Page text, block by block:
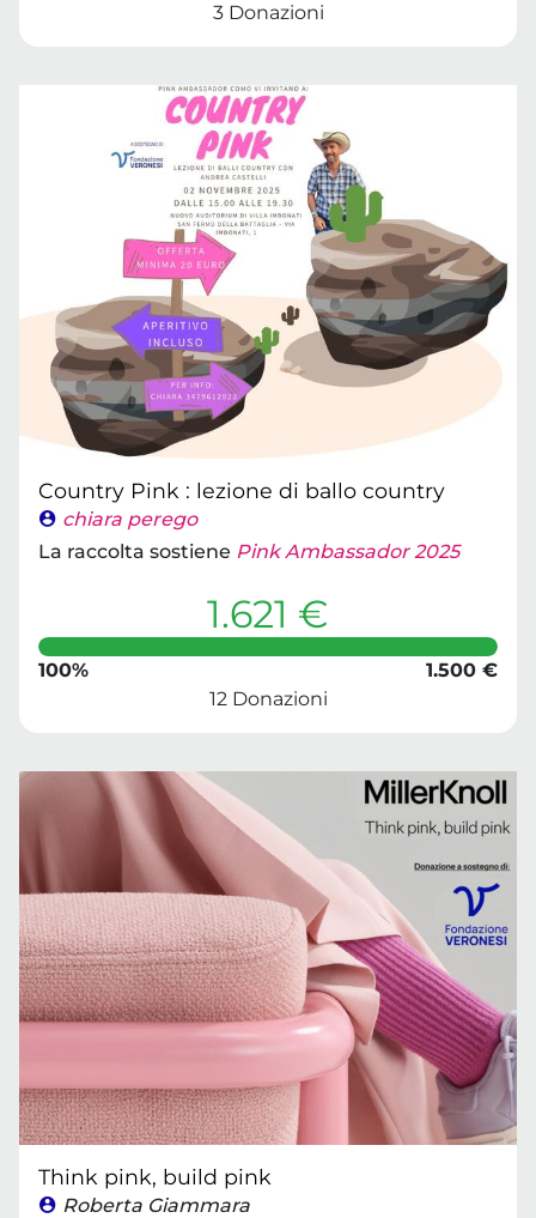
3 Donazioni
Country Pink : lezione di ballo country
chiara perego
La raccolta sostiene Pink Ambassador 2025
1.621 €
100%
1.500 €
12 Donazioni
Think pink, build pink
Roberta Giammara